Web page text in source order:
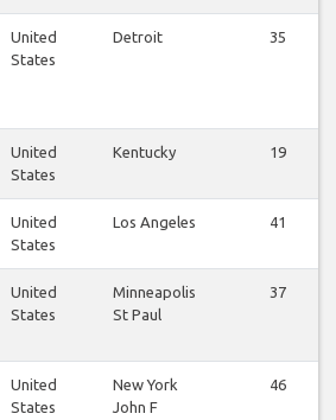
United
States
Detroit 35
United
States
Kentucky 19
United
States
Los Angeles 41
United
States
Minneapolis
St Paul
37
United
States
New York
John F
46